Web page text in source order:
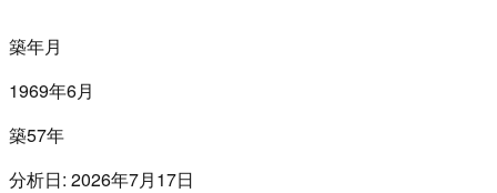
築年月
1969年6月
築57年
分析日: 2026年7月17日